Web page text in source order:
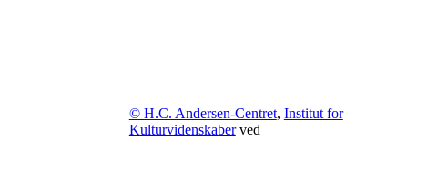
© H.C. Andersen-Centret, Institut for
Kulturvidenskaberved